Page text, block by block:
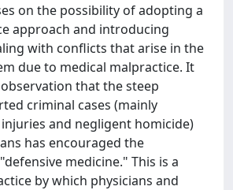
on the possibility of adopting a
approach and introducing
with conflicts that arise in the
due to medical malpractice. It
that the steep
criminal cases (mainly
and negligent homicide)
has encouraged the
medicine." This is a
by which physicians and